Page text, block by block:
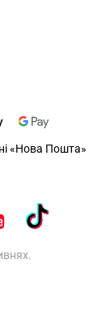
«Нова Пошта»